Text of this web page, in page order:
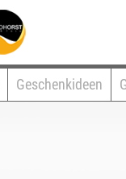
Geschenkideen